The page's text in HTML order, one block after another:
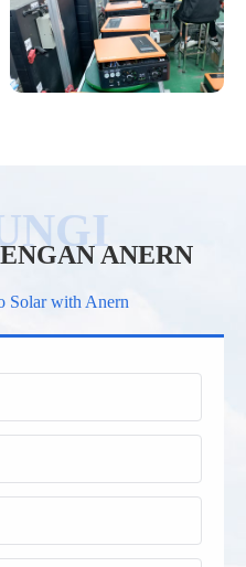
ANERN
Solar with Anern